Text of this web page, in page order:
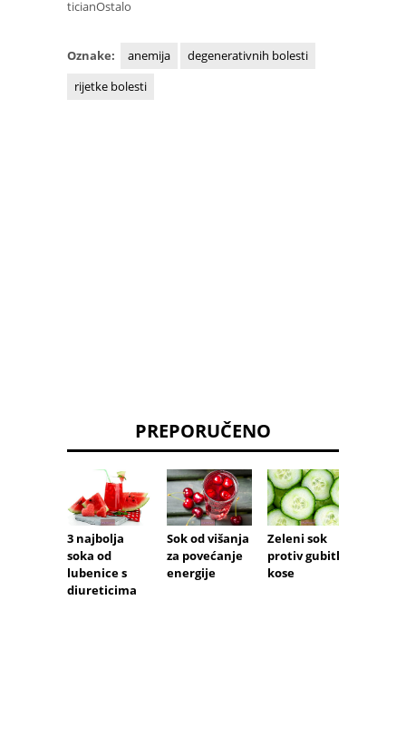
ticianOstalo
Oznake: anemija
degenerativnih bolesti
rijetke bolesti
PREPORUČENO
3 najbolja
soka od
lubenice s
diureticima
Sok od višanja
za povećanje
energije
Zeleni sok
protiv gubitka
kose